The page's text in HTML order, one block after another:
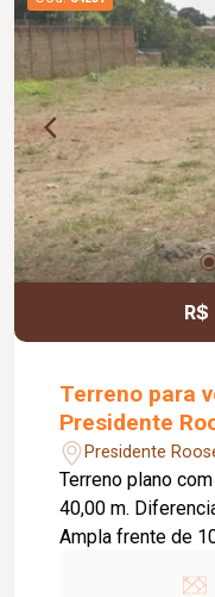
Terreno para
Presidente
Presidente
Terreno plano com 400 m².
40,00 m. Diferenciais: Excelente topografia;
Ampla frente de